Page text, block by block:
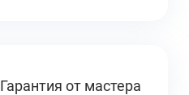
Гарантия от мастера